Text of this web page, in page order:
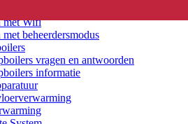
met Wifi
beheerdersmodus
vragen en antwoorden
informatie